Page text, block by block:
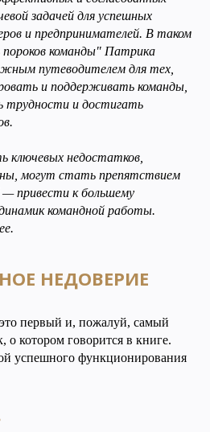
задачей для успешных
и предпринимателей. В таком
команды" Патрика
путеводителем для тех,
и поддерживать команды,
трудности и достигать
ключевых недостатков,
могут стать препятствием
— привести к большему
командной работы.
НЕДОВЕРИЕ
первый и, пожалуй, самый
котором говорится в книге.
успешного функционирования